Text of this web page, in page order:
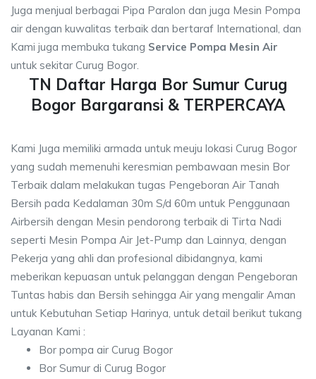
Juga menjual berbagai Pipa Paralon dan juga Mesin Pompa
air dengan kuwalitas terbaik dan bertaraf International, dan
Kami juga membuka tukang Service Pompa Mesin Air
untuk sekitar Curug Bogor.
TN Daftar Harga Bor Sumur Curug
Bogor Bargaransi & TERPERCAYA
Kami Juga memiliki armada untuk meuju lokasi Curug Bogor
yang sudah memenuhi keresmian pembawaan mesin Bor
Terbaik dalam melakukan tugas Pengeboran Air Tanah
Bersih pada Kedalaman 30m S/d 60m untuk Penggunaan
Airbersih dengan Mesin pendorong terbaik di Tirta Nadi
seperti Mesin Pompa Air Jet-Pump dan Lainnya, dengan
Pekerja yang ahli dan profesional dibidangnya, kami
meberikan kepuasan untuk pelanggan dengan Pengeboran
Tuntas habis dan Bersih sehingga Air yang mengalir Aman
untuk Kebutuhan Setiap Harinya, untuk detail berikut tukang
Layanan Kami :
Bor pompa air Curug Bogor
Bor Sumur di Curug Bogor